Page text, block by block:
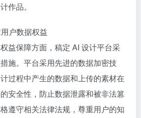
作品。
户数据权益
益保障方面，稿定 AI 设计平台采
施。平台采用先进的数据加密技
过程中产生的数据和上传的素材在
安全性，防止数据泄露和被非法篡
遵守相关法律法规，尊重用户的知